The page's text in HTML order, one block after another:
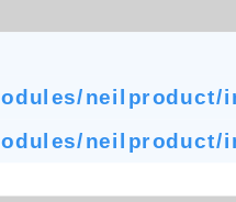
neilproduct/
neilproduct/